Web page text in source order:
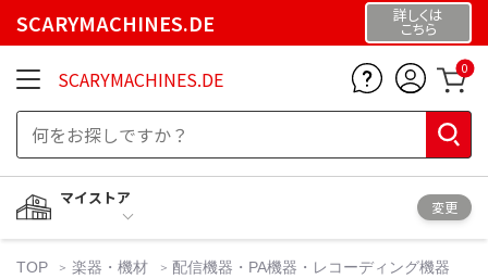
SCARYMACHINES.DE 詳しくは
こちら
SCARYMACHINES.DE 0
マイストア
変更
TOP 楽器・機材
配信機器・PA機器・レコーディング機器